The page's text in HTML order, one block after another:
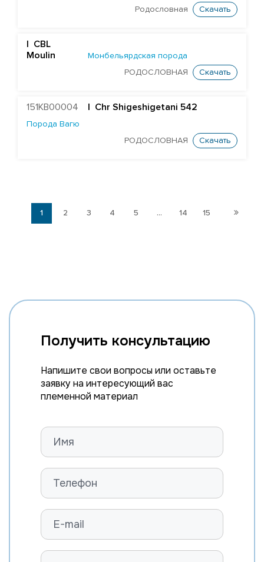
Родословная Скачать
| CBL
Moulin
Монбельярдская порода
РОДОСЛОВНАЯ
Скачать
151KB00004 | Chr Shigeshigetani 542
Порода Вагю
РОДОСЛОВНАЯ
Скачать
1 2 3 4 5 ... 14 15
Получить консультацию
Напишите свои вопросы или оставьте
заявку на интересующий вас
племенной материал